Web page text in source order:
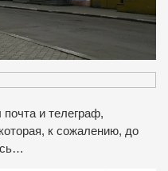
и телеграф,
к сожалению, до